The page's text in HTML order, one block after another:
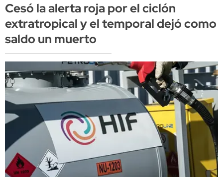
Cesó la alerta roja por el ciclón
extratropical y el temporal dejó como
saldo un muerto